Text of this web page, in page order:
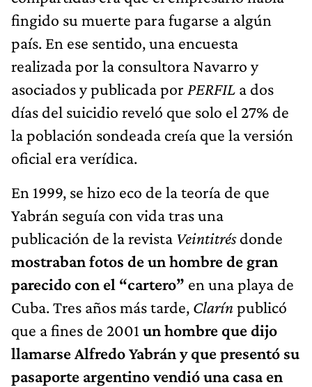
fingido su muerte para fugarse a algún
país. En ese sentido, una encuesta
realizada por la consultora Navarro y
asociados y publicada por PERFIL a dos
días del suicidio reveló que solo el 27% de
la población sondeada creía que la versión
oficial era verídica.
En 1999, se hizo eco de la teoría de que
Yabrán seguía con vida tras una
publicación de la revista Veintitrésdonde
mostraban fotos de un hombre de gran
parecido con el “cartero” en una playa de
Cuba. Tres años más tarde, Clarínpublicó
que a fines de 2001 un hombre que dijo
llamarse Alfredo Yabrán y que presentó su
pasaporte argentino vendió una casa en